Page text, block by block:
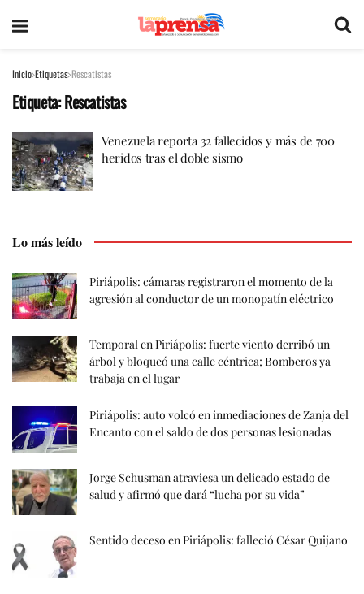
Inicio Etiquetas Rescatistas
Etiqueta:Rescatistas
Venezuela reporta 32 fallecidos y más de 700
heridos tras el doble sismo
Lo más leído
Piriápolis: cámaras registraron el momento de la
agresión al conductor de un monopatín eléctrico
Temporal en Piriápolis: fuerte viento derribó un
árbol y bloqueó una calle céntrica; Bomberos ya
trabaja en el lugar
Piriápolis: auto volcó en inmediaciones de Zanja del
Encanto con el saldo de dos personas lesionadas
Jorge Schusman atraviesa un delicado estado de
salud y afirmó que dará “lucha por su vida”
Sentido deceso en Piriápolis: falleció César Quijano